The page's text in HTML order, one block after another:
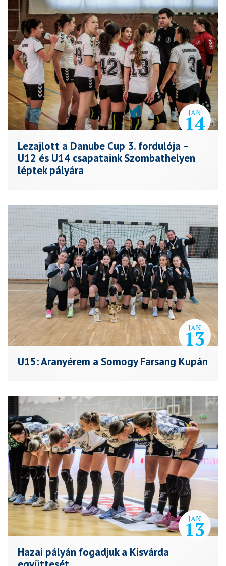
JAN
14
Lezajlott a Danube Cup 3. fordulója –
U12 és U14 csapataink Szombathelyen
léptek pályára
JAN
13
U15: Aranyérem a Somogy Farsang Kupán
JAN
13
Hazai pályán fogadjuk a Kisvárda